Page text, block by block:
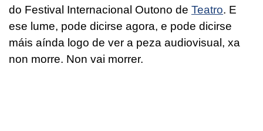
do Festival Internacional Outono de Teatro. E
ese lume, pode dicirse agora, e pode dicirse
máis aínda logo de ver a peza audiovisual, xa
non morre. Non vai morrer.